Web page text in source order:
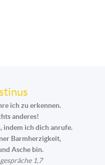
ich zu erkennen.
anderes!
indem ich dich anrufe.
Barmherzigkeit,
Asche bin.
1,7